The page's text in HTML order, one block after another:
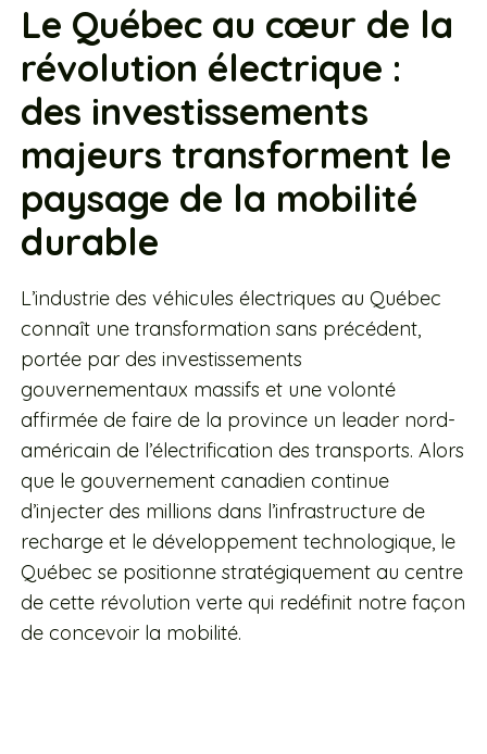
Le Québec au cœur de la
révolution électrique :
des investissements
majeurs transforment le
paysage de la mobilité
durable
L’industrie des véhicules électriques au Québec
connaît une transformation sans précédent,
portée par des investissements
gouvernementaux massifs et une volonté
affirmée de faire de la province un leader nord-
américain de l’électrification des transports. Alors
que le gouvernement canadien continue
d’injecter des millions dans l’infrastructure de
recharge et le développement technologique, le
Québec se positionne stratégiquement au centre
de cette révolution verte qui redéfinit notre façon
de concevoir la mobilité.